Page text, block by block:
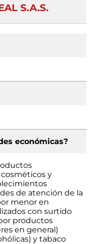
S.A.S.
económicas?
y
de atención de la
menor en
con surtido
productos
en general)
y tabaco